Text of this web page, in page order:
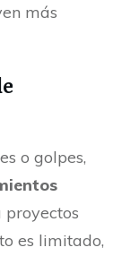
más
o golpes,
es limitado,